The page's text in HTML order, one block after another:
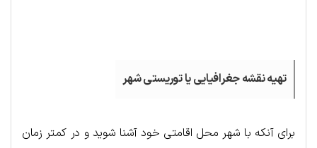
تهیه نقشه جغرافیایی یا توریستی شهر
برای آنکه با شهر محل اقامتی خود آشنا شوید و در کمتر زمان